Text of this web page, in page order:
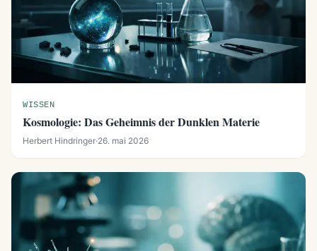
WISSEN
Kosmologie: Das Geheimnis der Dunklen Materie
Herbert Hindringer·26. mai 2026